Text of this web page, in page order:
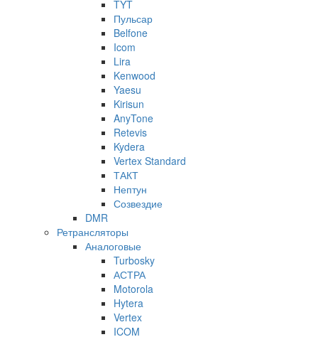
TYT
Пульсар
Belfone
Icom
Lira
Kenwood
Yaesu
Kirisun
AnyTone
Retevis
Kydera
Vertex Standard
ТАКТ
Нептун
Созвездие
DMR
Ретрансляторы
Аналоговые
Turbosky
АСТРА
Motorola
Hytera
Vertex
ICOM